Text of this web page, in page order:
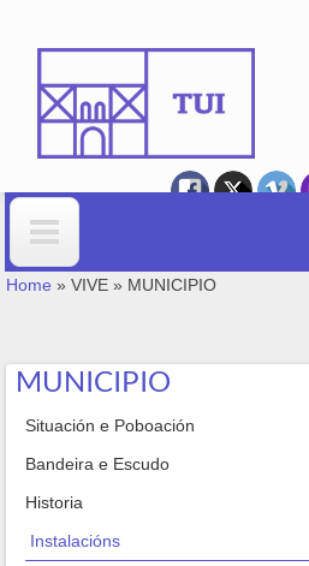
Search form
YOU ARE HERE
Home » VIVE » MUNICIPIO
MUNICIPIO
Situación e Poboación
Bandeira e Escudo
Historia
Instalacións